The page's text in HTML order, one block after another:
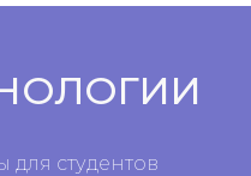
для студентов